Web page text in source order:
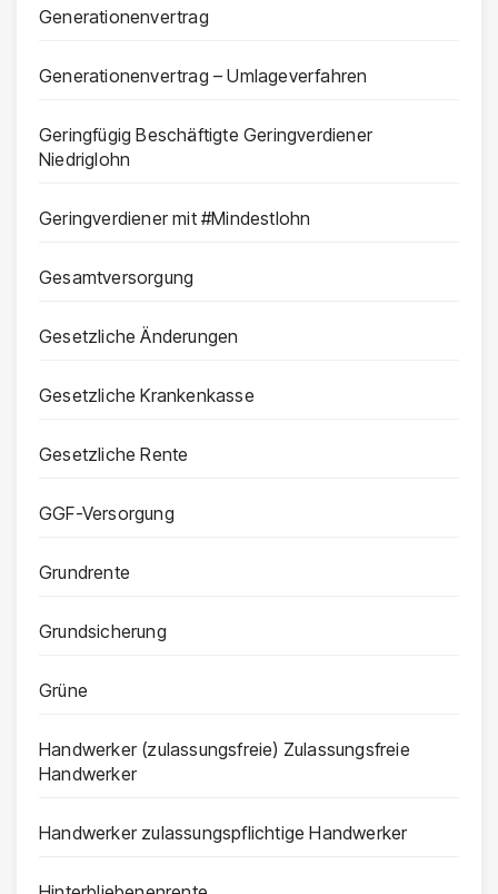
Generationenvertrag
Generationenvertrag – Umlageverfahren
Geringfügig Beschäftigte Geringverdiener
Niedriglohn
Geringverdiener mit #Mindestlohn
Gesamtversorgung
Gesetzliche Änderungen
Gesetzliche Krankenkasse
Gesetzliche Rente
GGF-Versorgung
Grundrente
Grundsicherung
Grüne
Handwerker (zulassungsfreie) Zulassungsfreie
Handwerker
Handwerker zulassungspflichtige Handwerker